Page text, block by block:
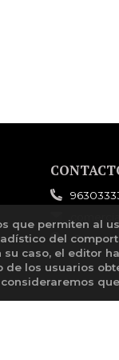
que permiten al
del
caso, el editor
los usuarios